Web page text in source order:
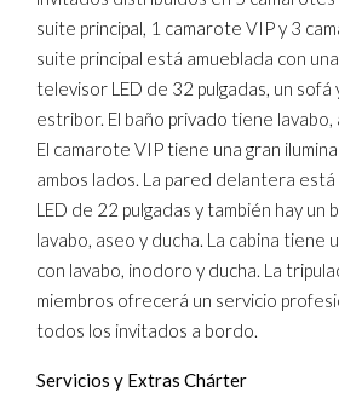
suite principal, 1 camarote VIP y 3
suite principal está amueblada con
televisor LED de 32 pulgadas, un
estribor. El baño privado tiene lavabo,
El camarote VIP tiene una gran
ambos lados. La pared delantera
LED de 22 pulgadas y también hay un
lavabo, aseo y ducha. La cabina tiene
con lavabo, inodoro y ducha. La
miembros ofrecerá un servicio
todos los invitados a bordo.
Servicios y Extras Chárter